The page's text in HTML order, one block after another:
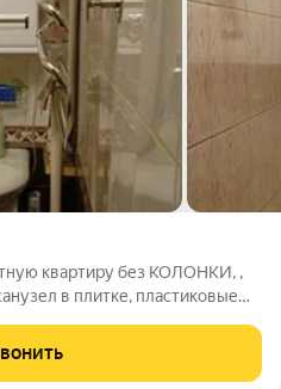
квартиру без КОЛОНКИ, ,
в плитке, пластиковые
не требует вложений, рядом